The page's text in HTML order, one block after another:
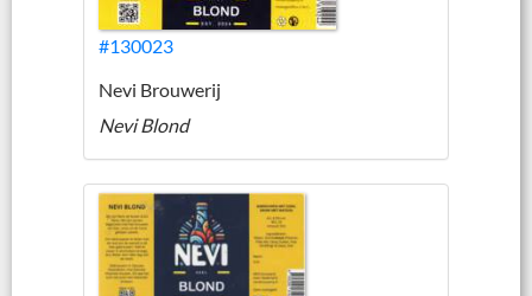
#130023
Nevi Brouwerij
Nevi Blond